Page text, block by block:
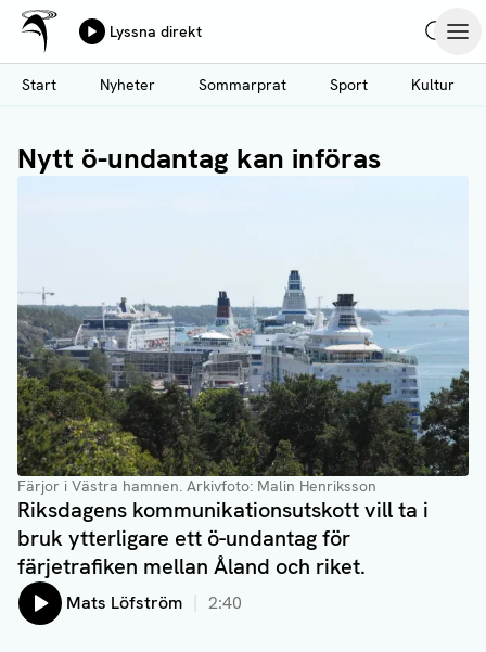
Hoppa
till
huvudinnehåll
Ålands Radio & TV
Lyssna direkt
Start
Nyheter Sommarprat Sport Kultur
Nytt ö-undantag kan införas
Färjor i Västra hamnen. Arkivfoto: Malin Henriksson
Riksdagens kommunikationsutskott vill ta i
bruk ytterligare ett ö-undantag för
färjetrafiken mellan Åland och riket.
Lyssna på:
Mats Löfström 2:40